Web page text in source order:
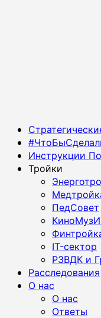
Основное
меню
Инструкции
Тройки
ПедСовет
IT-сектор
РЗВДК и
Расследования
О нас
О нас
Ответы